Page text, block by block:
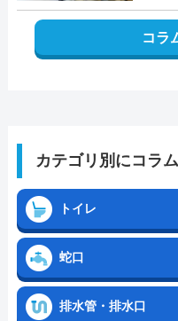
コラ
カテゴリ別にコラ
トイレ
蛇口
排水管・排水口